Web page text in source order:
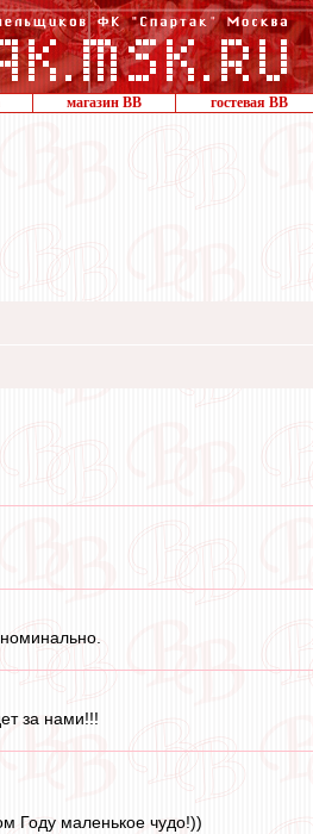
магазин ВВ гостевая ВВ
за нами!!!
Году маленькое чудо!))